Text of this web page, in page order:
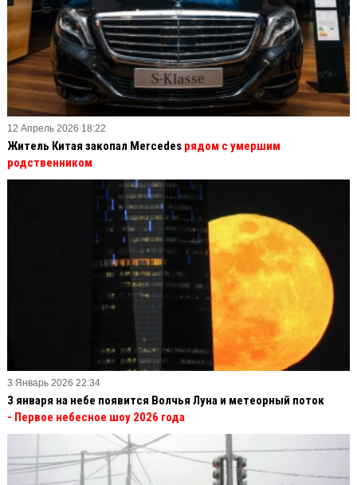
12 Апрель 2026 18:22
Житель Китая закопал Mercedes рядом с умершим
родственником
3 Январь 2026 22:34
3 января на небе появится Волчья Луна и метеорный поток
- Первое небесное шоу 2026 года